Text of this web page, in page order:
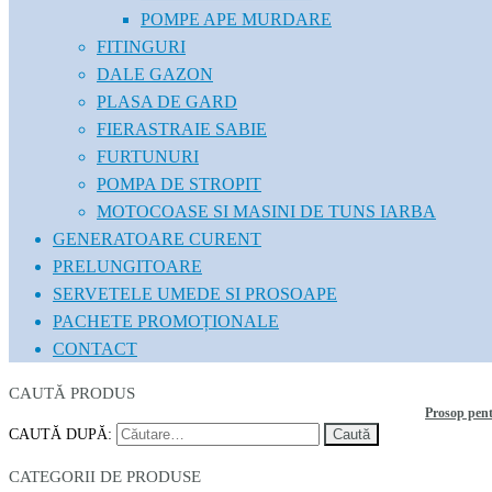
POMPE APE MURDARE
FITINGURI
DALE GAZON
PLASA DE GARD
FIERASTRAIE SABIE
FURTUNURI
POMPA DE STROPIT
MOTOCOASE SI MASINI DE TUNS IARBA
GENERATOARE CURENT
PRELUNGITOARE
SERVETELE UMEDE SI PROSOAPE
PACHETE PROMOȚIONALE
CONTACT
Prosop
CAUTĂ PRODUS
CAUTĂ DUPĂ:
CATEGORII DE PRODUSE